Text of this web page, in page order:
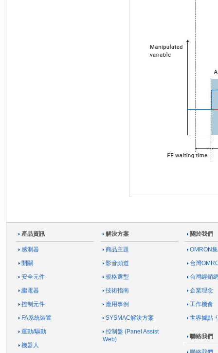
產品資訊
感測器
開關
安全元件
繼電器
控制元件
FA系統裝置
運動/驅動
機器人
解決方案
商品主題
影音頻道
規格選型
技術指南
應用事例
SYSMAC解決方案
控制盤 (Panel Assist
Web)
關於我們
OMRON
台灣
台灣經銷
企業理念
工作機會
世界據點
聯絡我們